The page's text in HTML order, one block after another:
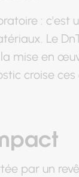
: c'est
Le
mise en
croise
par un